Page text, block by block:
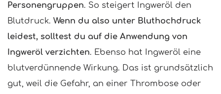
Personengruppen. So steigert Ingweröl den
Blutdruck. Wenn du also unter Bluthochdruck
leidest, solltest du auf die Anwendung von
Ingweröl verzichten. Ebenso hat Ingweröl eine
blutverdünnende Wirkung. Das ist grundsätzlich
gut, weil die Gefahr, an einer Thrombose oder